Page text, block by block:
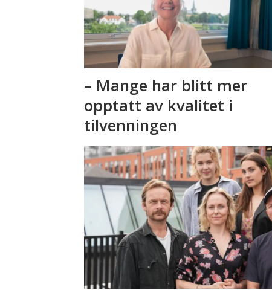
– Mange har blitt mer
opptatt av kvalitet i
tilvenningen